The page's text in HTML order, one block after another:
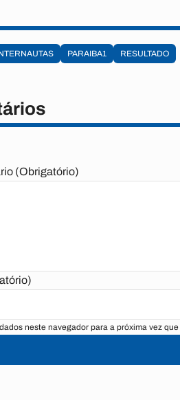
PARAIBA1 RESULTADO
(Obrigatório)
neste navegador para a próxima vez